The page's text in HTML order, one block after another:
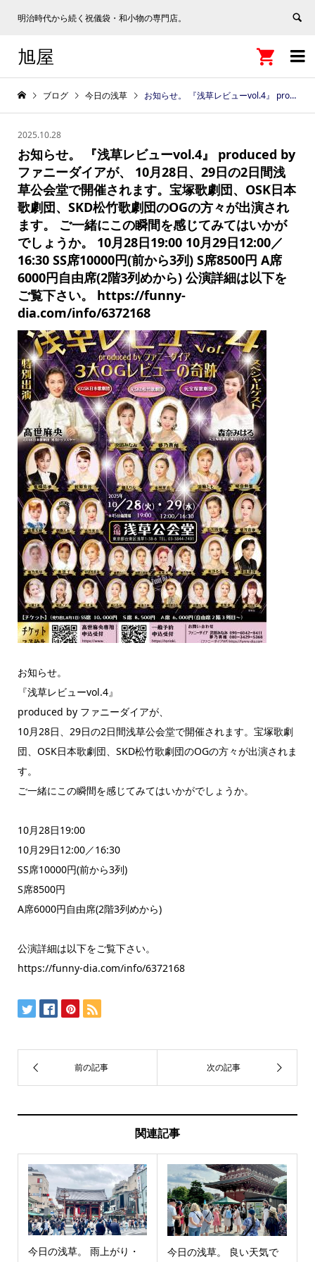
明治時代から続く祝儀袋・和小物の専門店。

旭屋 
ブログ 今日の浅草 お知らせ。 『浅草レビューvol.4』 produced by ファニーダイアが、 10月28日、29日の2日間浅草公会堂で開催されます。宝塚歌劇団、OSK日本歌劇団、SKD松竹歌劇団のOGの方々が出演されます。 ご一緒にこの瞬間を感じてみてはいかがでしょうか。 10月28日19:00 10月29日12:00／16:30 SS席10000円(前から3列) S席8500円 A席6000円自由席(2階3列めから) 公演詳細は以下をご覧下さい。 https://funny-dia.com/info/6372168
2025.10.28
お知らせ。 『浅草レビューvol.4』 produced by
ファニーダイアが、 10月28日、29日の2日間浅
草公会堂で開催されます。宝塚歌劇団、OSK日本
歌劇団、SKD松竹歌劇団のOGの方々が出演され
ます。 ご一緒にこの瞬間を感じてみてはいかが
でしょうか。 10月28日19:00 10月29日12:00／
16:30 SS席10000円(前から3列) S席8500円 A席
6000円自由席(2階3列めから) 公演詳細は以下を
ご覧下さい。 https://funny-
dia.com/info/6372168
お知らせ。
『浅草レビューvol.4』
produced by ファニーダイアが、
10月28日、29日の2日間浅草公会堂で開催されます。宝塚歌劇
団、OSK日本歌劇団、SKD松竹歌劇団のOGの方々が出演されま
す。
ご一緒にこの瞬間を感じてみてはいかがでしょうか。
10月28日19:00
10月29日12:00／16:30
SS席10000円(前から3列)
S席8500円
A席6000円自由席(2階3列めから)
公演詳細は以下をご覧下さい。
https://funny-dia.com/info/6372168
関連記事
今日の浅草。 雨上がり・ 今日の浅草。 良い天気で